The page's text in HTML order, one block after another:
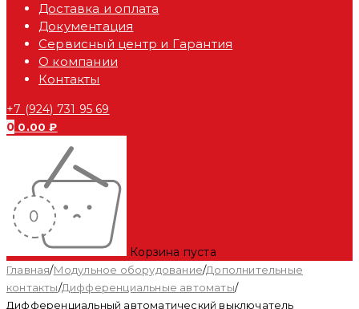
Доставка и оплата
Документация
Сервисный центр и Гарантия
О компании
Контакты
+7 (924) 731 95 69
0 0.00₽
Корзина пуста
Главная/Модульное оборудование/Дополнительные
контакты/Дифференциальные автоматы/
Дифференциальный автоматический выключатель